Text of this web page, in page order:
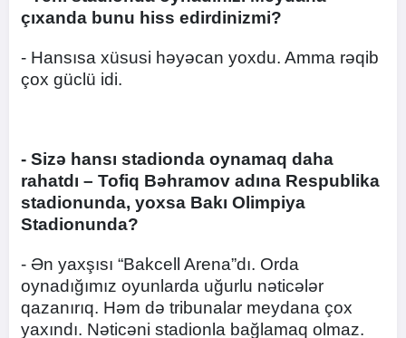
çıxanda bunu hiss edirdinizmi?
- Hansısa xüsusi həyəcan yoxdu. Amma rəqib
çox güclü idi.
- Sizə hansı stadionda oynamaq daha
rahatdı – Tofiq Bəhramov adına Respublika
stadionunda, yoxsa Bakı Olimpiya
Stadionunda?
- Ən yaxşısı “Bakcell Arena”dı. Orda
oynadığımız oyunlarda uğurlu nəticələr
qazanırıq. Həm də tribunalar meydana çox
yaxındı. Nəticəni stadionla bağlamaq olmaz.